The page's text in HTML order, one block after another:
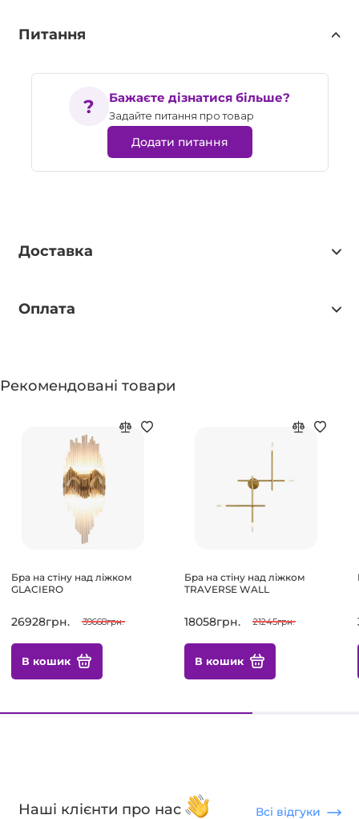
Питання
Бажаєте дізнатися більше?
Задайте питання про товар
Додати питання
Доставка
Оплата
Рекомендовані товари
Бра на стіну над ліжком
GLACIERO
26928грн. 39668грн.
В кошик
Бра на стіну над ліжком
TRAVERSE WALL
18058грн. 21245грн.
В кошик
Наші клієнти про нас Всі відгуки